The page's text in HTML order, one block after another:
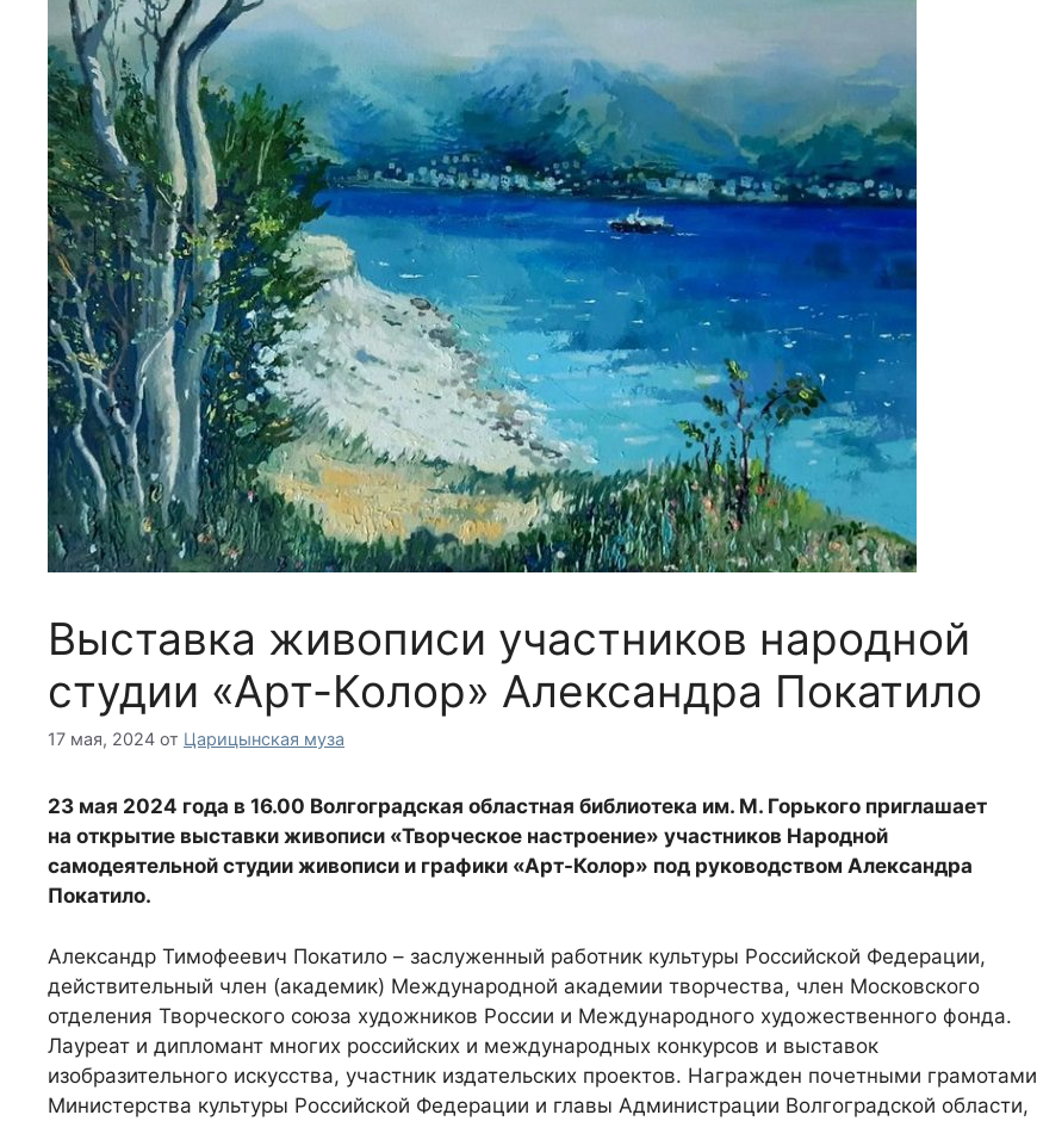
Выставка живописи участников народной
студии «Арт-Колор» Александра Покатило
17 мая, 2024 от Царицынская муза
23 мая 2024 года в 16.00 Волгоградская областная библиотека им. М. Горького приглашает
на открытие выставки живописи «Творческое настроение» участников Народной
самодеятельной студии живописи и графики «Арт-Колор» под руководством Александра
Покатило.
Александр Тимофеевич Покатило – заслуженный работник культуры Российской Федерации,
действительный член (академик) Международной академии творчества, член Московского
отделения Творческого союза художников России и Международного художественного фонда.
Лауреат и дипломант многих российских и международных конкурсов и выставок
изобразительного искусства, участник издательских проектов. Награжден почетными грамотами
Министерства культуры Российской Федерации и главы Администрации Волгоградской области,